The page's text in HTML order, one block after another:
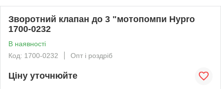
Зворотний клапан до 3 "мотопомпи Hypro
1700-0232
В наявності
Код: 1700-0232
Опт і роздріб
Ціну уточнюйте